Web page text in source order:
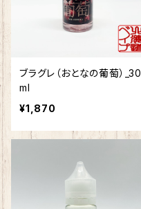
ブラグレ（おとなの葡萄）_30
ml
¥1,870